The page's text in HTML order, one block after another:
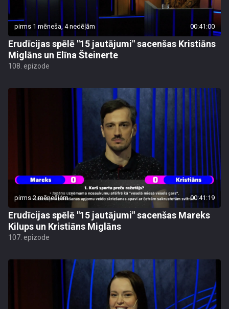
pirms 1 mēneša, 4 nedēļām 00:41:00
Erudīcijas spēlē "15 jautājumi" sacenšas Kristiāns
Miglāns un Elīna Šteinerte
108. epizode
pirms 2 mēnešiem 00:41:19
Erudīcijas spēlē "15 jautājumi" sacenšas Mareks
Kilups un Kristiāns Miglāns
107. epizode